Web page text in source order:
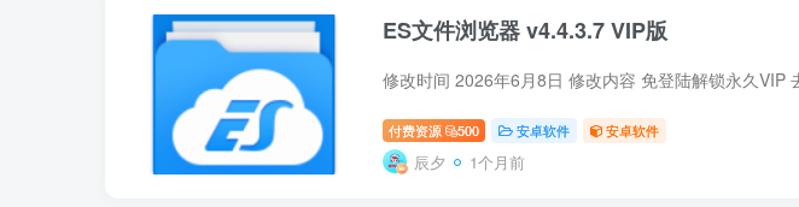
ES文件浏览器 v4.4.3.7 VIP版
修改时间 2026年6月8日 修改内容 免登陆解锁永久VIP
付费资源 500 安卓软件 安卓软件
辰夕 1个月前